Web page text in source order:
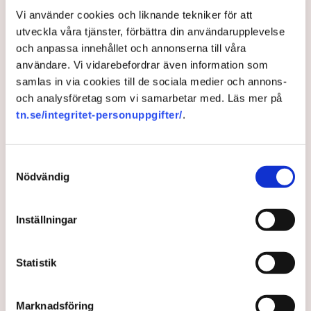
Vi använder cookies och liknande tekniker för att
utveckla våra tjänster, förbättra din användarupplevelse
och anpassa innehållet och annonserna till våra
användare. Vi vidarebefordrar även information som
samlas in via cookies till de sociala medier och annons-
och analysföretag som vi samarbetar med. Läs mer på
tn.se/integritet-personuppgifter/.
Nödvändig
Inställningar
Statistik
Marknadsföring
Efter en 47 timmar lång färd från rymdstationen ISS
är det dags för Marcus Wandt och de andra
astronauterna att landa utanför Daytona Beach i
Florida.
2 years ago | Av: TT
Efter krigsrubrikerna –